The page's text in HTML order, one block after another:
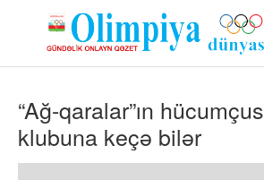
MOK
OLIMPIYA OYUNLARI
ÇAP VERSIYASI
TV
“Ağ-qaralar”ın
klubuna keçə bilər